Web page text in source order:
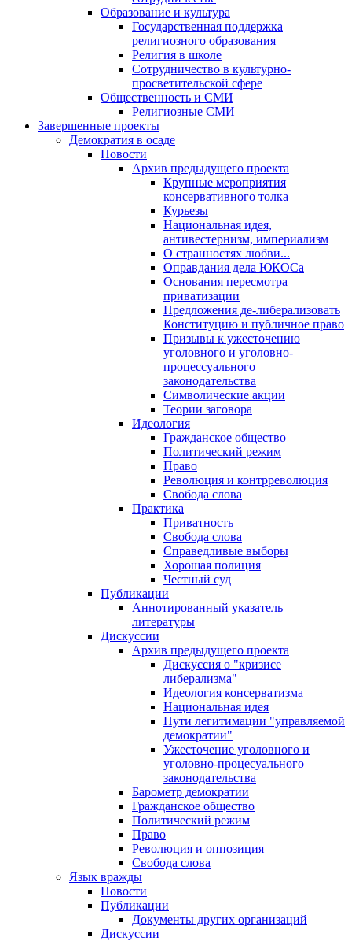
Образование и культура
Государственная поддержка
религиозного образования
Религия в школе
Сотрудничество в культурно-
просветительской сфере
Общественность и СМИ
Религиозные СМИ
Завершенные проекты
Демократия в осаде
Новости
Архив предыдущего проекта
Крупные мероприятия
консервативного толка
Курьезы
Национальная идея,
антивестернизм, империализм
О странностях любви...
Оправдания дела ЮКОСа
Основания пересмотра
приватизации
Предложения де-либерализовать
Конституцию и публичное право
Призывы к ужесточению
уголовного и уголовно-
процессуального
законодательства
Символические акции
Теории заговора
Идеология
Гражданское общество
Политический режим
Право
Революция и контрреволюция
Свобода слова
Практика
Приватность
Свобода слова
Справедливые выборы
Хорошая полиция
Честный суд
Публикации
Аннотированный указатель
литературы
Дискуссии
Архив предыдущего проекта
Дискуссия о "кризисе
либерализма"
Идеология консерватизма
Национальная идея
Пути легитимации "управляемой
демократии"
Ужесточение уголовного и
уголовно-процесуального
законодательства
Барометр демократии
Гражданское общество
Политический режим
Право
Революция и оппозиция
Свобода слова
Язык вражды
Новости
Публикации
Документы других организаций
Дискуссии